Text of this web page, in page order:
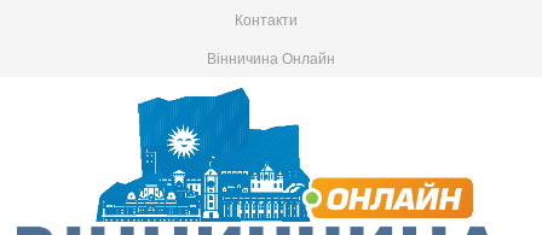
Контакти
Вінничина Онлайн